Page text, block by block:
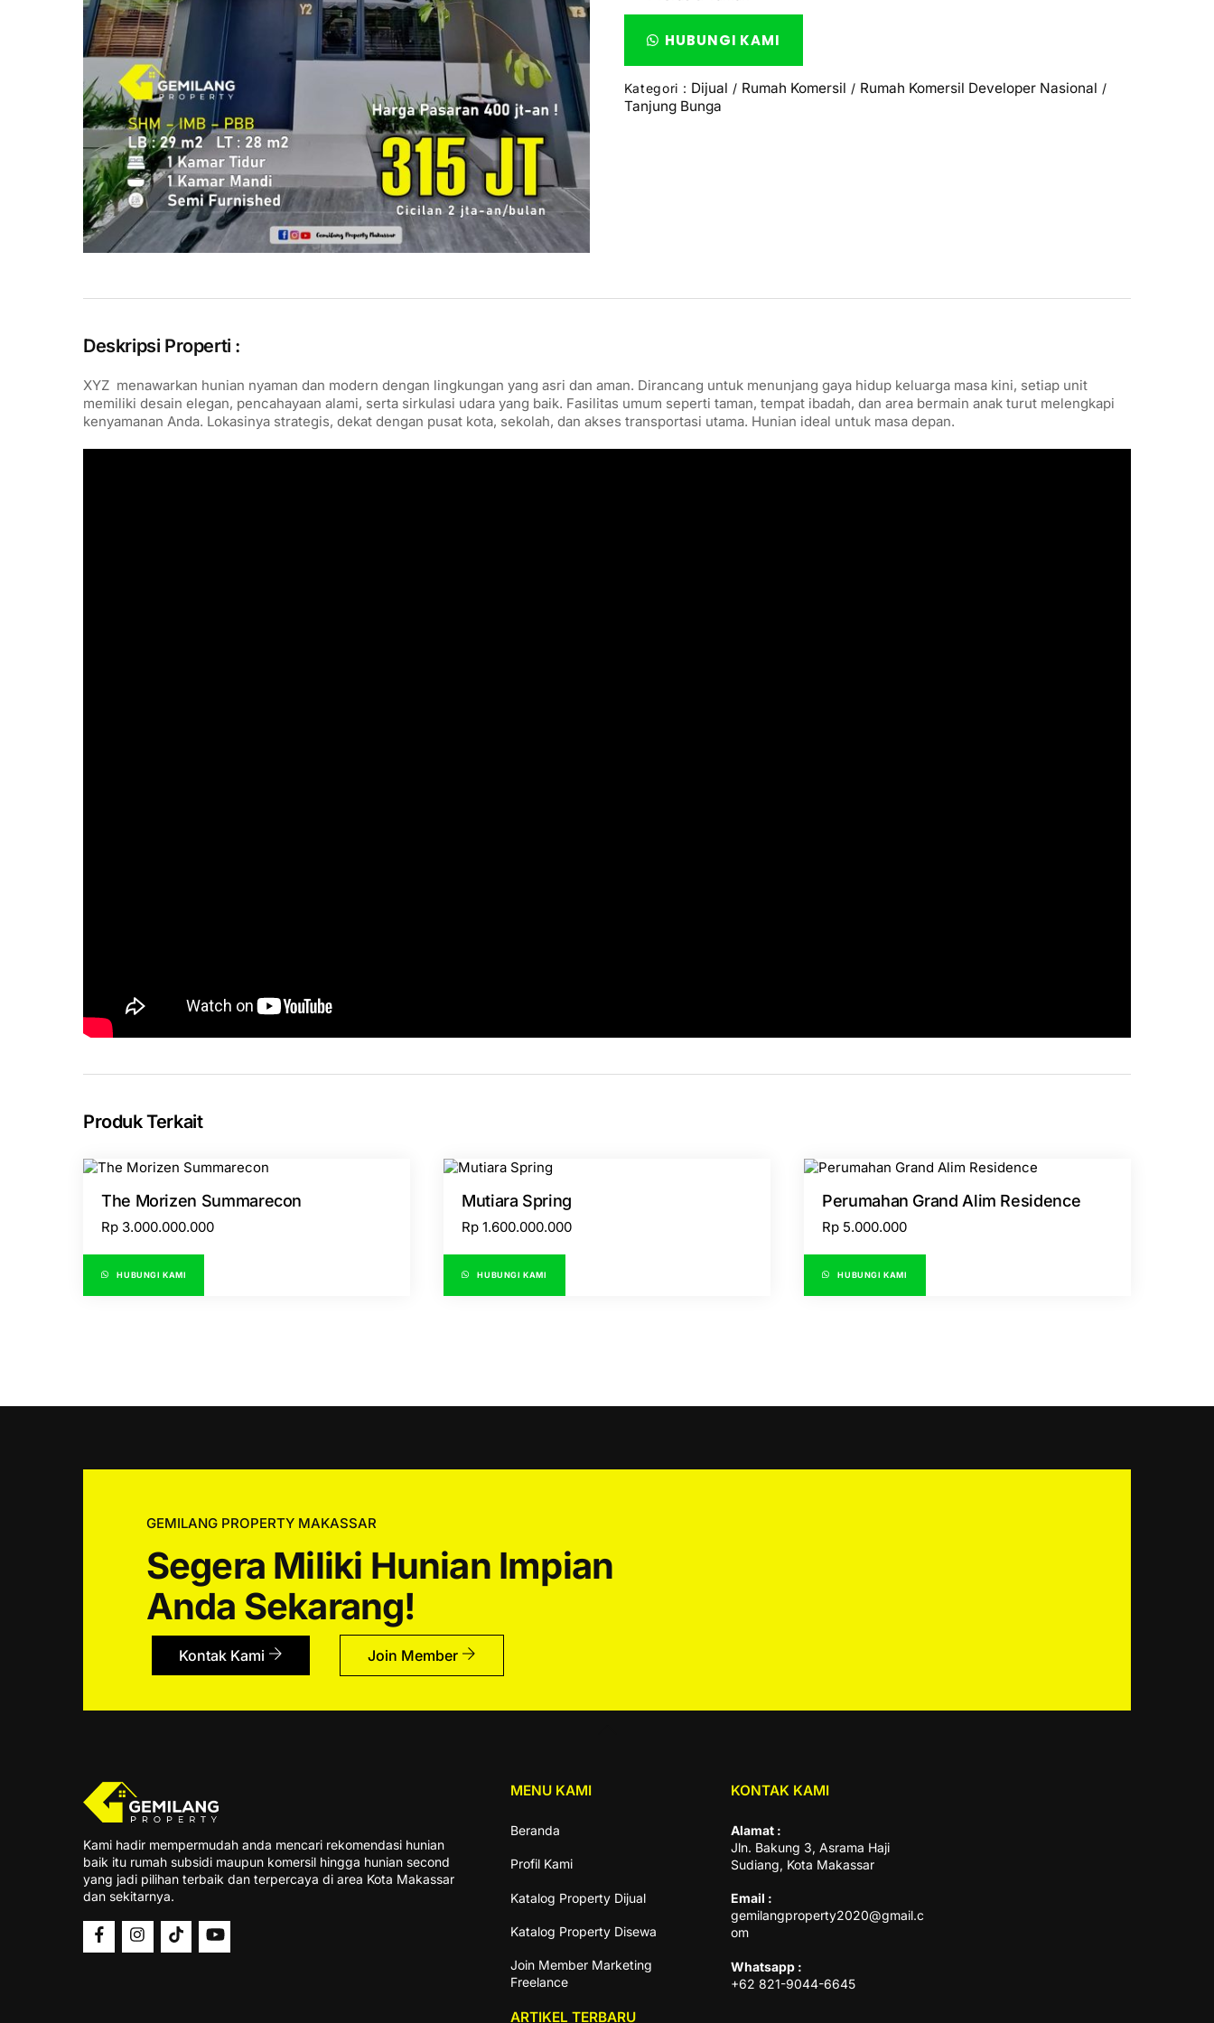
HUBUNGI KAMI
Kategori : Dijual / Rumah Komersil / Rumah Komersil Developer Nasional /
Tanjung Bunga
Deskripsi Properti :
XYZ menawarkan hunian nyaman dan modern dengan lingkungan yang asri dan aman. Dirancang untuk menunjang gaya hidup keluarga masa kini, setiap unit
memiliki desain elegan, pencahayaan alami, serta sirkulasi udara yang baik. Fasilitas umum seperti taman, tempat ibadah, dan area bermain anak turut melengkapi
kenyamanan Anda. Lokasinya strategis, dekat dengan pusat kota, sekolah, dan akses transportasi utama. Hunian ideal untuk masa depan.
Produk Terkait
The Morizen Summarecon
Rp 3.000.000.000
HUBUNGI KAMI
Mutiara Spring
Rp 1.600.000.000
HUBUNGI KAMI
Perumahan Grand Alim Residence
Rp 5.000.000
HUBUNGI KAMI
GEMILANG PROPERTY MAKASSAR
Segera Miliki Hunian Impian
Anda Sekarang!
Kontak Kami Join Member
Kami hadir mempermudah anda mencari rekomendasi hunian
baik itu rumah subsidi maupun komersil hingga hunian second
yang jadi pilihan terbaik dan terpercaya di area Kota Makassar
dan sekitarnya.
MENU KAMI
Beranda
Profil Kami
Katalog Property Dijual
Katalog Property Disewa
Join Member Marketing
Freelance
KONTAK KAMI
Alamat :
Jln. Bakung 3, Asrama Haji
Sudiang, Kota Makassar
Email :
gemilangproperty2020@gmail.c
om
Whatsapp :
+62 821-9044-6645
ARTIKEL TERBARU